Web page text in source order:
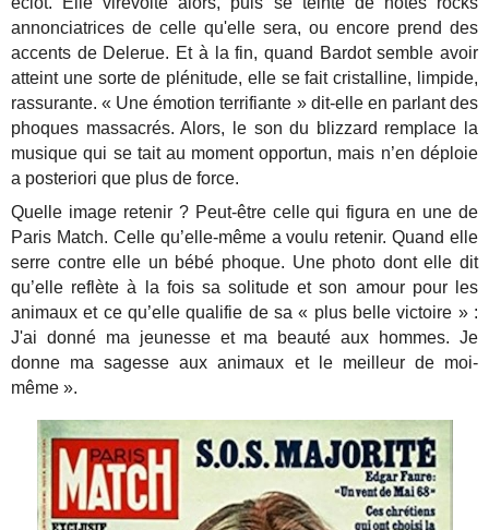
annonciatrices de celle qu'elle sera, ou encore prend des
accents de Delerue. Et à la fin, quand Bardot semble avoir
atteint une sorte de plénitude, elle se fait cristalline, limpide,
rassurante. « Une émotion terrifiante » dit-elle en parlant des
phoques massacrés. Alors, le son du blizzard remplace la
musique qui se tait au moment opportun, mais n’en déploie
a posteriori que plus de force.
Quelle image retenir ? Peut-être celle qui figura en une de
Paris Match. Celle qu’elle-même a voulu retenir. Quand elle
serre contre elle un bébé phoque. Une photo dont elle dit
qu’elle reflète à la fois sa solitude et son amour pour les
animaux et ce qu’elle qualifie de sa « plus belle victoire » :
J'ai donné ma jeunesse et ma beauté aux hommes. Je
donne ma sagesse aux animaux et le meilleur de moi-
même ».